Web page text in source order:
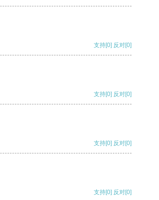
支持[0] 反对[0]
支持[0] 反对[0]
支持[0] 反对[0]
支持[0] 反对[0]